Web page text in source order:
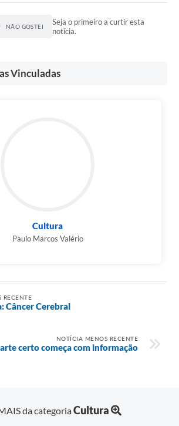
NÃO GOSTEI
Seja o primeiro a curtir esta
notícia.
Vinculadas
Cultura
Paulo Marcos Valério
RECENTE
Câncer Cerebral
NOTÍCIA MENOS RECENTE
certo começa com informação
da categoriaCultura